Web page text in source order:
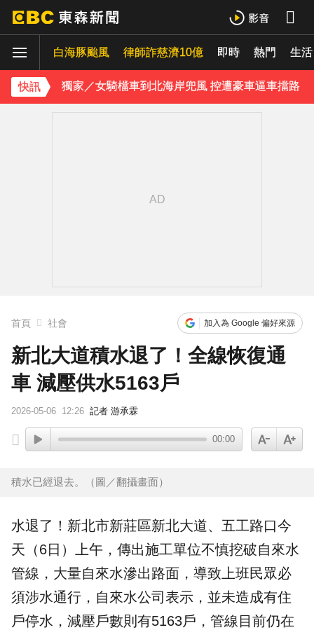
白海豚颱風 律師詐慈濟10億 即時 熱門 生活
快訊
獨家／女騎檔車到北海岸兜風 控遭豪車逼車擋路
中颱白海豚暴風圈逼近！7地區達停班課標準
首頁 社會 加入為 Google 偏好來源
新北大道積水退了！全線恢復通
車 減壓供水5163戶
2026-05-06 12:26 記者 游承霖
00:00
積水已經退去。（圖／翻攝畫面）
水退了！ 新北市新莊區新北大道、五工路口今
天（6日）上午，傳出施工單位不慎挖破自來水
管線，大量自來水滲出路面，導致上班民眾必
須涉水通行，自來水公司表示，並未造成有住
戶停水，減壓戶數則有5163戶，管線目前仍在